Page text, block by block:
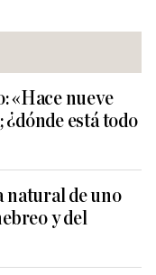
«Hace nueve
está todo
natural de uno
y del